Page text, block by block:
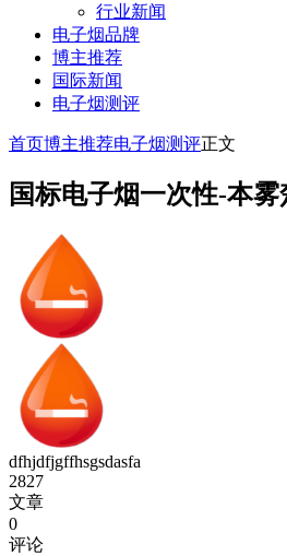
行业新闻
电子烟品牌
博主推荐
国际新闻
电子烟测评
首页博主推荐电子烟测评正文
国标电子烟一次性-本
dfhjdfjgffhsgsdasfa
2827
文章
0
评论